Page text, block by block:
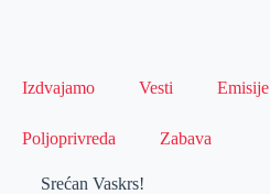
Izdvajamo Vesti Emisije
Poljoprivreda Zabava
Srećan Vaskrs!